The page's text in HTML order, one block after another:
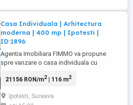
Casa Individuala | Arhitectura
moderna | 400 mp | Ipotesti |
ID:1896
Agentia Imobiliara FIMMO va propune
spre vanzare o casa individuala cu
Ipotesti, in apropiere de Lidl, intr-o zona
conectata cu municipiul Suceava.
21156 RON/m2| 116 m2
Ipotesti, Suceava